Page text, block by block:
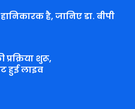
है, जानिए डा. बीपी
शुरू,
हुई लाइव